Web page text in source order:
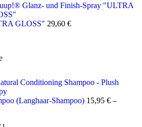
GLOSS" 29,60 €
(Langhaar-Shampoo) 15,95 € –